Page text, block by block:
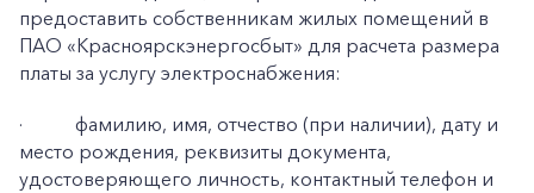
предоставить собственникам жилых помещений в
ПАО «Красноярскэнергосбыт» для расчета размера
платы за услугу электроснабжения:
·
фамилию, имя, отчество (при наличии), дату и
место рождения, реквизиты документа,
удостоверяющего личность, контактный телефон и